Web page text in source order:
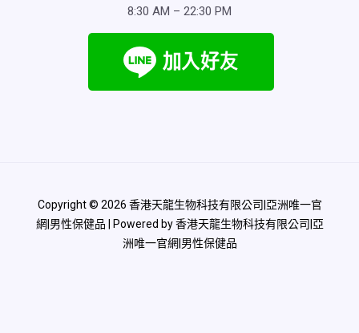
8:30 AM – 22:30 PM
Copyright © 2026 香港天龍生物科技有限公司|亞洲唯一官
網|男性保健品 | Powered by 香港天龍生物科技有限公司|亞
洲唯一官網|男性保健品